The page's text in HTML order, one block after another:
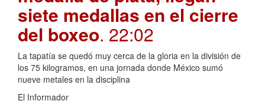
siete medallas en el cierre
del boxeo. 22:02
La tapatía se quedó muy cerca de la gloria en la división de
los 75 kilogramos, en una jornada donde México sumó
nueve metales en la disciplina
El Informador